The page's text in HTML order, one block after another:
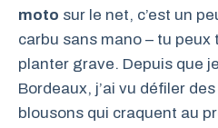
moto sur le net, c’est un
carbu sans mano – tu peux
planter grave. Depuis que
Bordeaux, j’ai vu défiler
blousons qui craquent au